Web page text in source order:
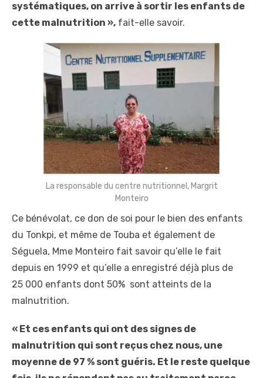
systématiques, on arrive à sortir les enfants de
cette malnutrition », fait-elle savoir.
La responsable du centre nutritionnel, Margrit
Monteiro
Ce bénévolat, ce don de soi pour le bien des enfants
du Tonkpi, et même de Touba et également de
Séguela, Mme Monteiro fait savoir qu’elle le fait
depuis en 1999 et qu’elle a enregistré déjà plus de
25 000 enfants dont 50% sont atteints de la
malnutrition.
« Et ces enfants qui ont des signes de
malnutrition qui sont reçus chez nous, une
moyenne de 97 % sont guéris. Et le reste quelque